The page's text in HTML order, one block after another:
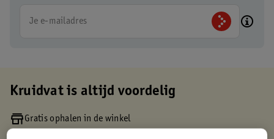
Je e-mailadres
Kruidvat is altijd voordelig
Gratis ophalen in de winkel